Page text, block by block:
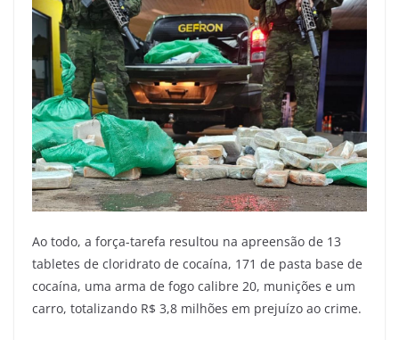
Ao todo, a força-tarefa resultou na apreensão de 13
tabletes de cloridrato de cocaína, 171 de pasta base de
cocaína, uma arma de fogo calibre 20, munições e um
carro, totalizando R$ 3,8 milhões em prejuízo ao crime.